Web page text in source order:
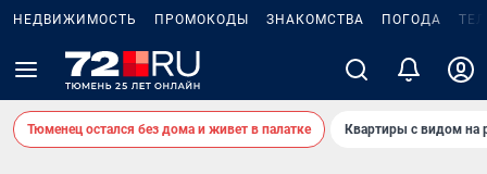
НЕДВИЖИМОСТЬ ПРОМОКОДЫ ЗНАКОМСТВА ПОГОДА
Тюменец остался без дома и живет в палатке Квартиры с видом на